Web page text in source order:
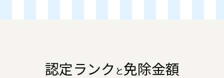
認定ランク と免除金額